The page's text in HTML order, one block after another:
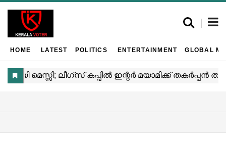
HOME LATEST POLITICS ENTERTAINMENT GLOBAL